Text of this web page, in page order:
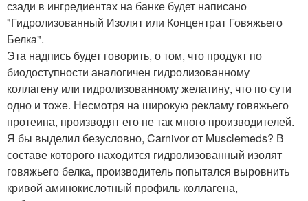
сзади в ингредиентах на банке будет написано
"Гидролизованный Изолят или Концентрат Говяжьего
Белка".
Эта надпись будет говорить, о том, что продукт по
биодоступности аналогичен гидролизованному
коллагену или гидролизованному желатину, что по сути
одно и тоже. Несмотря на широкую рекламу говяжьего
протеина, производят его не так много производителей.
Я бы выделил безусловно, Carnivor от Musclemeds? В
составе которого находится гидролизованный изолят
говяжьего белка, производитель попытался выровнить
кривой аминокислотный профиль коллагена,